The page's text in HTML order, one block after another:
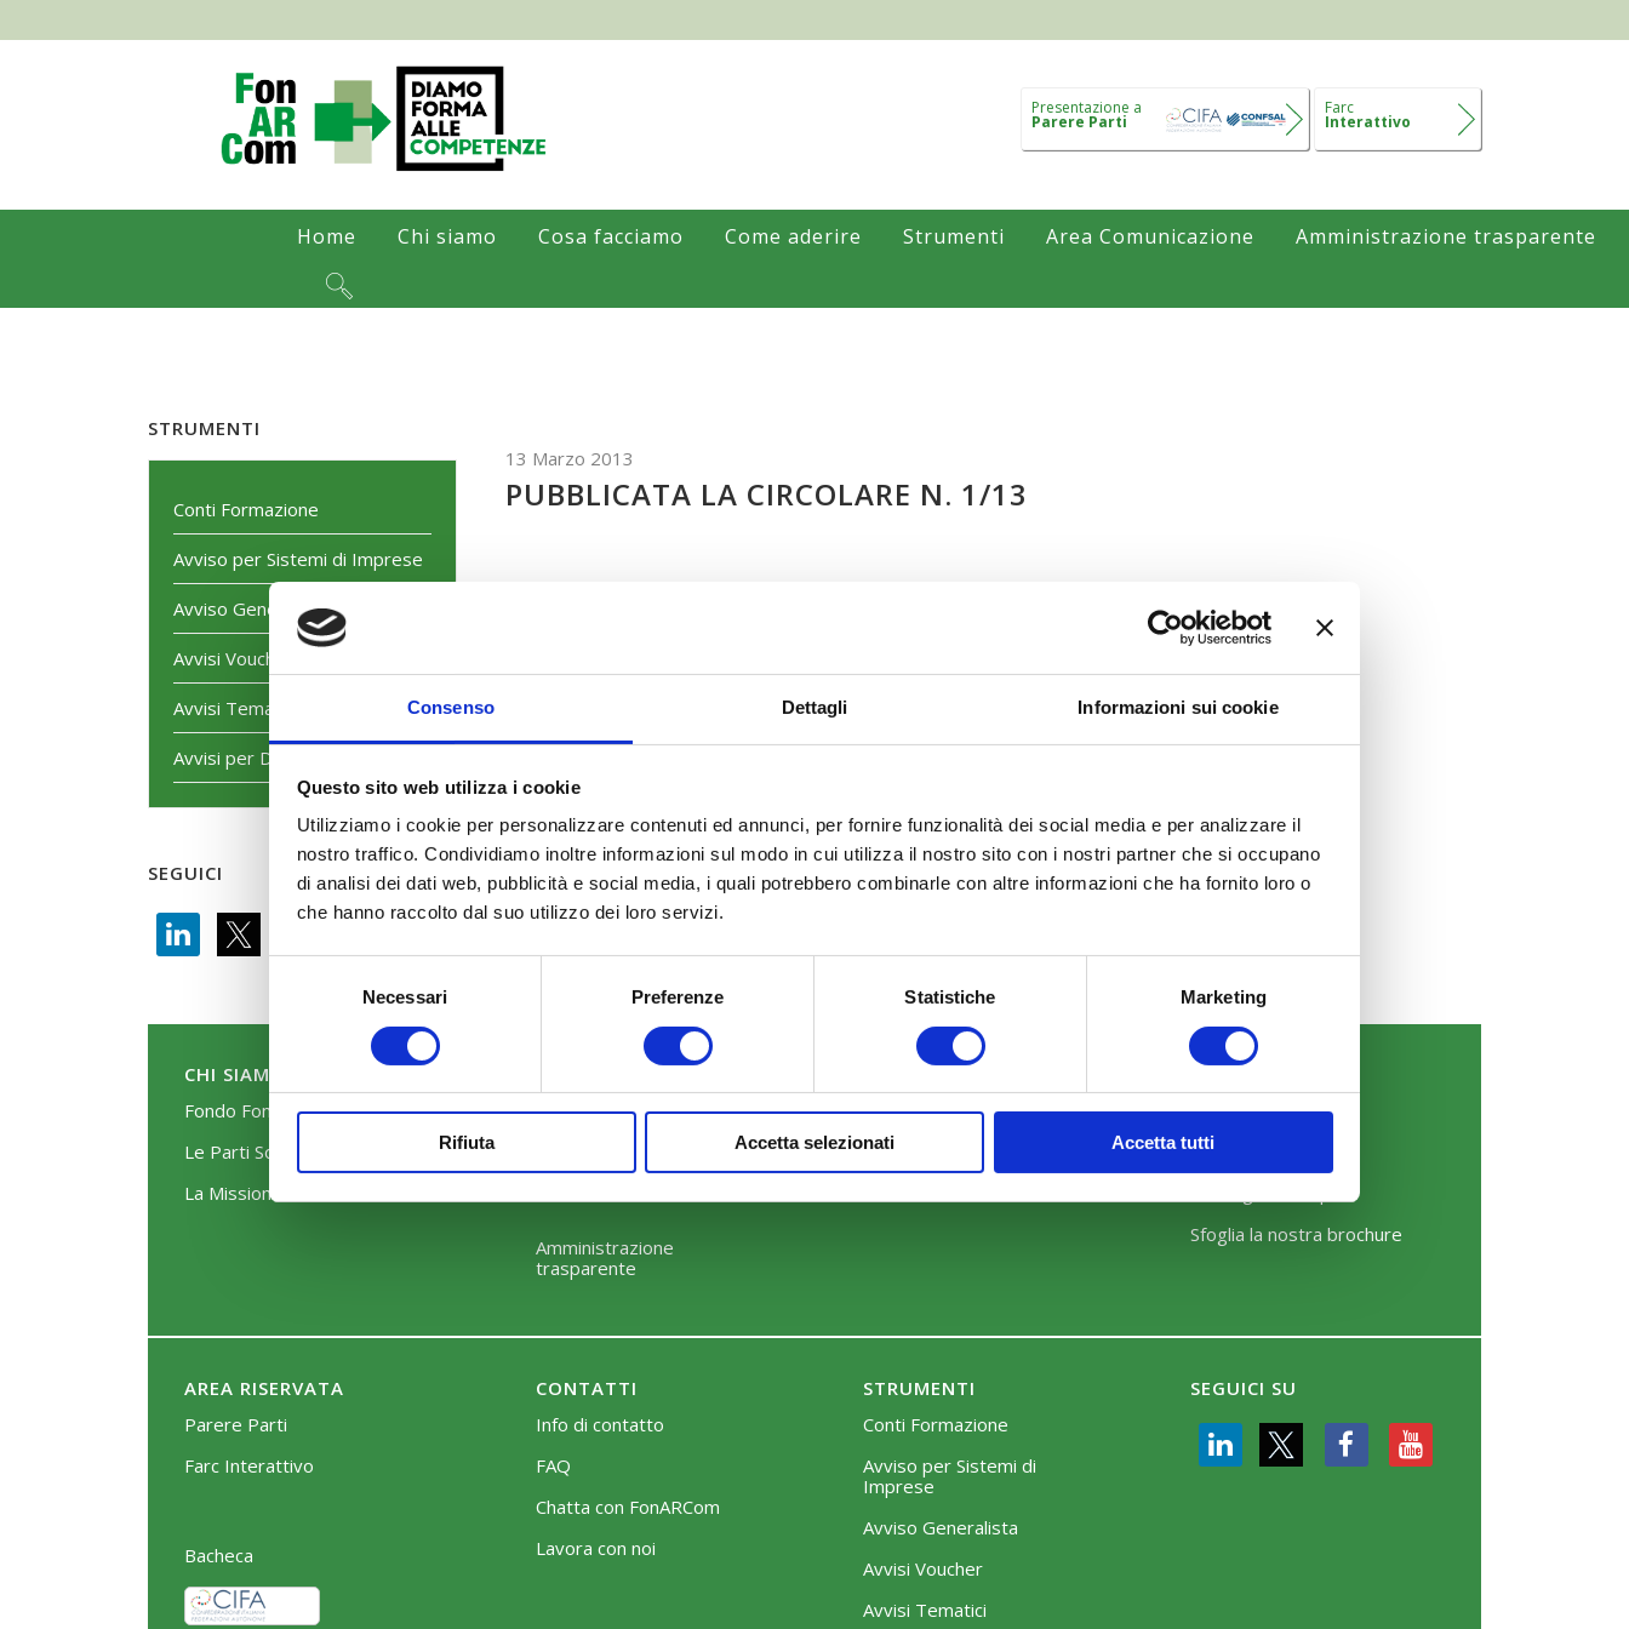
Consenso Dettagli Informazioni sui cookie
Questo sito web utilizza i cookie
Utilizziamo i cookie per personalizzare contenuti ed annunci, per fornire funzionalità dei social media e per analizzare il
nostro traffico. Condividiamo inoltre informazioni sul modo in cui utilizza il nostro sito con i nostri partner che si occupano
di analisi dei dati web, pubblicità e social media, i quali potrebbero combinarle con altre informazioni che ha fornito loro o
che hanno raccolto dal suo utilizzo dei loro servizi.
consenso
Necessari Preferenze Statistiche Marketing
Rifiuta Accetta selezionati Accetta tutti
Presentazione a
Parere Parti
Farc
Interattivo
Home Chi siamo Cosa facciamo Come aderire Strumenti Area Comunicazione Amministrazione trasparente
STRUMENTI
Conti Formazione
Avviso per Sistemi di Imprese
Avviso Generalista
Avvisi Voucher
Avvisi Tematici
Avvisi per Dirigenti
SEGUICI
13 Marzo 2013
PUBBLICATA LA CIRCOLARE N. 1/13
CHI SIAMO
Fondo FonARCom
Le Parti Sociali
La Mission
COSA FACCIAMO
Perché scegliere FonARCom
Amministrazione
trasparente
COME ADERIRE
Modalità di adesione
Mobilità e Portabilità
COMUNICAZIONI
News
Eventi
Sfoglia la nostra brochure
AREA RISERVATA
Parere Parti
Farc Interattivo
Bacheca
CONTATTI
Info di contatto
FAQ
Chatta con FonARCom
Lavora con noi
STRUMENTI
Conti Formazione
Avviso per Sistemi di
Imprese
Avviso Generalista
Avvisi Voucher
Avvisi Tematici
SEGUICI SU